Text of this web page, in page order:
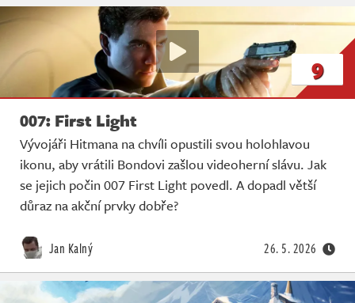
9
007: First Light
Vývojáři Hitmana na chvíli opustili svou holohlavou
ikonu, aby vrátili Bondovi zašlou videoherní slávu. Jak
se jejich počin 007 First Light povedl. A dopadl větší
důraz na akční prvky dobře?
Jan Kalný 26. 5. 2026